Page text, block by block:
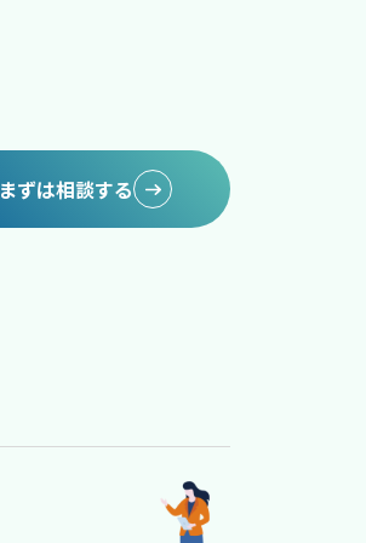
まずは相談する